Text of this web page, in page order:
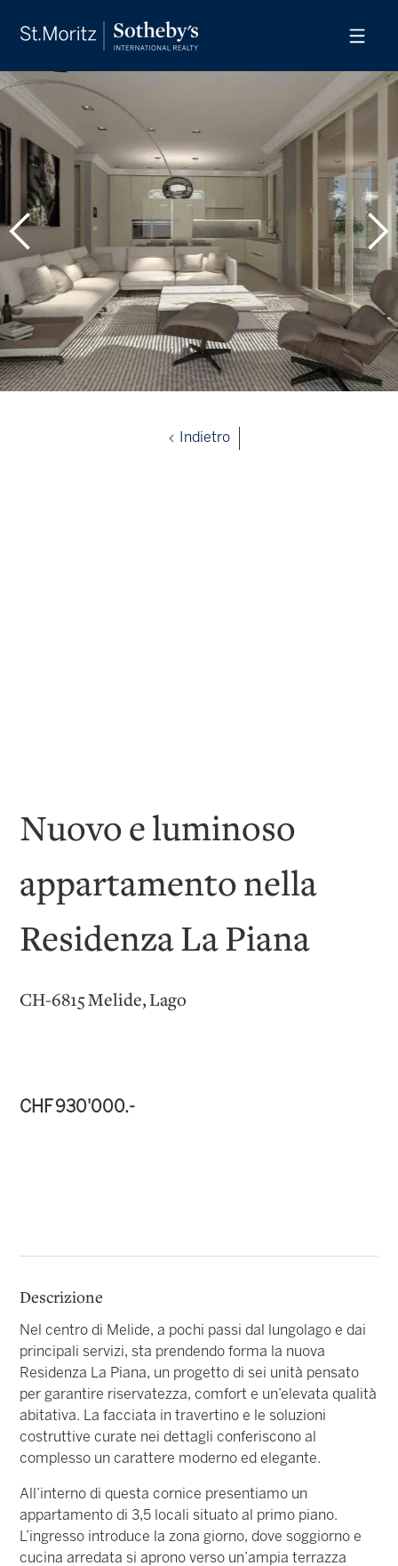
Indietro
Nuovo e luminoso
appartamento nella
Residenza La Piana
CH-6815 Melide, Lago
CHF 930'000.-
Descrizione
Nel centro di Melide, a pochi passi dal lungolago e dai
principali servizi, sta prendendo forma la nuova
Residenza La Piana, un progetto di sei unità pensato
per garantire riservatezza, comfort e un’elevata qualità
abitativa. La facciata in travertino e le soluzioni
costruttive curate nei dettagli conferiscono al
complesso un carattere moderno ed elegante.
All’interno di questa cornice presentiamo un
appartamento di 3,5 locali situato al primo piano.
L’ingresso introduce la zona giorno, dove soggiorno e
cucina arredata si aprono verso un’ampia terrazza